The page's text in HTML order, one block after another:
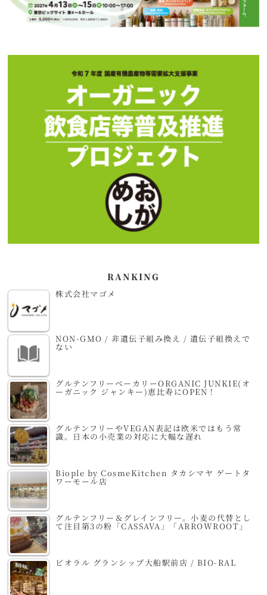
RANKING
株式会社マゴメ
NON-GMO / 非遺伝子組み換え / 遺伝子組換えで
ない
グルテンフリーベーカリーORGANIC JUNKIE(オ
ーガニック ジャンキー)恵比寿にOPEN！
グルテンフリーやVEGAN表記は欧米ではもう常
識。日本の小売業の対応に大幅な遅れ
Biople by CosmeKitchen タカシマヤ ゲートタ
ワーモール店
グルテンフリー＆グレインフリー。小麦の代替とし
て注目第3の粉「CASSAVA」「ARROWROOT」
ビオラル グランシップ大船駅前店 / BIO-RAL